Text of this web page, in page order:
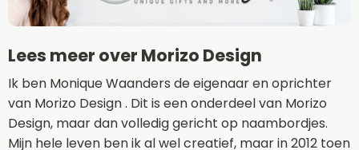
Lees meer over Morizo Design
Ik ben Monique Waanders de eigenaar en oprichter
van Morizo Design . Dit is een onderdeel van Morizo
Design, maar dan volledig gericht op naambordjes.
Mijn hele leven ben ik al wel creatief, maar in 2012 toen